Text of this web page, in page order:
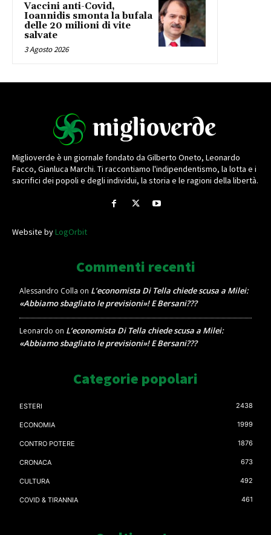
Vaccini anti-Covid,
Ioannidis smonta la bufala
delle 20 milioni di vite
salvate
3 Agosto 2026
Miglioverde è un giornale fondato da Gilberto Oneto, Leonardo
Facco, Gianluca Marchi. Ti raccontiamo l'indipendentismo, la lotta e i
sacrifici dei popoli e degli individui, la storia e le ragioni della libertà.
Website byLogOrbit
Commenti recenti
Alessandro Colla on L’economista Di Tella chiede scusa a Milei:
«Abbiamo sbagliato le previsioni»! E Bersani???
Leonardo on L’economista Di Tella chiede scusa a Milei:
«Abbiamo sbagliato le previsioni»! E Bersani???
Categorie popolari
ESTERI 2438
ECONOMIA 1999
CONTRO POTERE 1876
CRONACA 673
CULTURA 492
COVID & TIRANNIA 461